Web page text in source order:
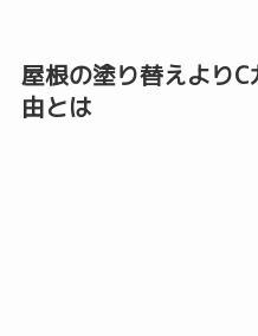
屋根の塗り替えより
由とは